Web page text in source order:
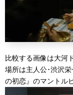
比較する画像は大河
場所は主人公･渋沢
の初恋』のマントル